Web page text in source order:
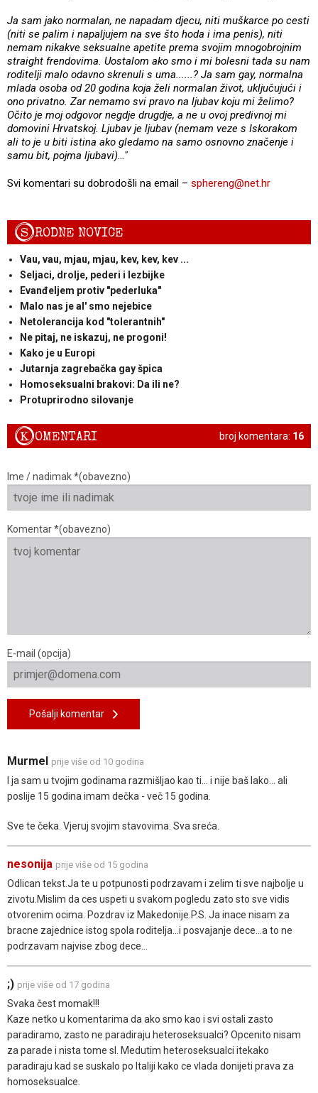
Ja sam jako normalan, ne napadam djecu, niti muškarce po cesti
(niti se palim i napaljujem na sve što hoda i ima penis), niti
nemam nikakve seksualne apetite prema svojim mnogobrojnim
straight frendovima. Uostalom ako smo i mi bolesni tada su nam
roditelji malo odavno skrenuli s uma......? Ja sam gay, normalna
mlada osoba od 20 godina koja želi normalan život, uključujući i
ono privatno. Zar nemamo svi pravo na ljubav koju mi želimo?
Očito je moj odgovor negdje drugdje, a ne u ovoj predivnoj mi
domovini Hrvatskoj. Ljubav je ljubav (nemam veze s Iskorakom
ali to je u biti istina ako gledamo na samo osnovno značenje i
samu bit, pojma ljubavi)…"
Svi komentari su dobrodošli na email – sphereng@net.hr
SRODNE NOVICE
Vau, vau, mjau, mjau, kev, kev, kev ...
Seljaci, drolje, pederi i lezbijke
Evanđeljem protiv "pederluka"
Malo nas je al' smo nejebice
Netolerancija kod "tolerantnih"
Ne pitaj, ne iskazuj, ne progoni!
Kako je u Europi
Jutarnja zagrebačka gay špica
Homoseksualni brakovi: Da ili ne?
Protuprirodno silovanje
broj komentara: 16
KOMENTARI
Ime / nadimak *(obavezno)
Komentar *(obavezno)
E-mail (opcija)
Pošalji komentar
Murmel prije više od 10 godina
I ja sam u tvojim godinama razmišljao kao ti... i nije baš lako... ali
poslije 15 godina imam dečka - več 15 godina.
Sve te čeka. Vjeruj svojim stavovima. Sva sreća.
nesonija prije više od 15 godina
Odlican tekst.Ja te u potpunosti podrzavam i zelim ti sve najbolje u
zivotu.Mislim da ces uspeti u svakom pogledu zato sto sve vidis
otvorenim ocima. Pozdrav iz Makedonije.P.S. Ja inace nisam za
bracne zajednice istog spola roditelja...i posvajanje dece...a to ne
podrzavam najvise zbog dece...
;) prije više od 17 godina
Svaka čest momak!!!
Kaze netko u komentarima da ako smo kao i svi ostali zasto
paradiramo, zasto ne paradiraju heteroseksualci? Opcenito nisam
za parade i nista tome sl. Medutim heteroseksualci itekako
paradiraju kad se suskalo po Italiji kako ce vlada donijeti prava za
homoseksualce.